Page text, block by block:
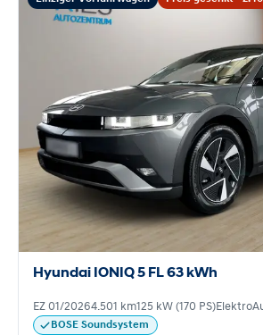
Hyundai IONIQ 5 FL 63 kWh
EZ 01/20264.501 km125 kW (170 PS)Elektro
BOSE Soundsystem